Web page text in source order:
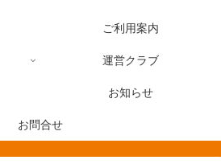
ご利用案内
運営クラブ
お知らせ
お問合せ